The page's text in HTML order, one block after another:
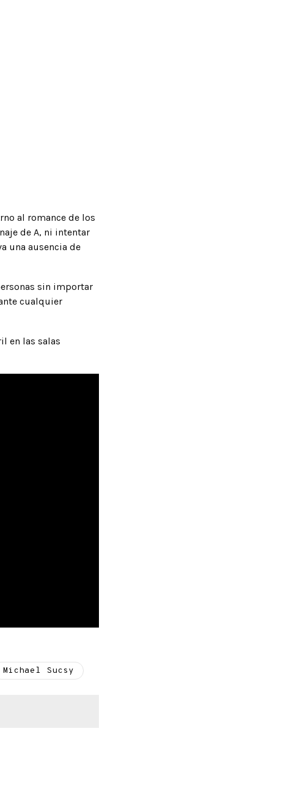
al romance de los
de A, ni intentar
una ausencia de
sin importar
cualquier
en las salas
Michael Sucsy